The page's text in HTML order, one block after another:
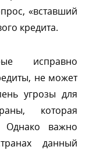
«вставший
кредита.
исправно
не может
угрозы для
которая
Однако важно
данный